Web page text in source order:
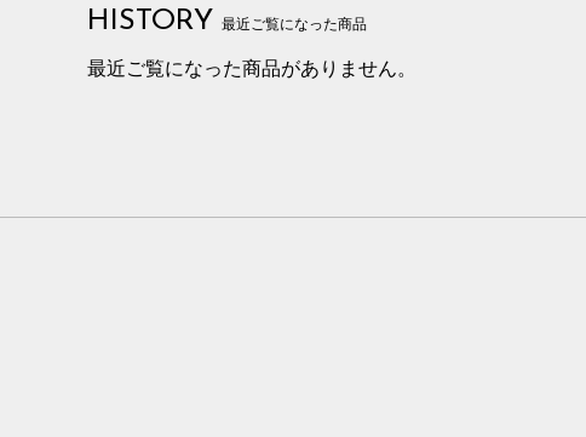
HISTORY 最近ご覧になった商品
最近ご覧になった商品がありません。